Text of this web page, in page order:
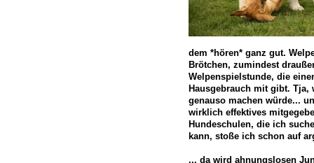
dem *hören* ganz gut.
Brötchen, zumindest
Welpenspielstunde, die
Hausgebrauch mit gibt. Tja,
genauso machen würde...
wirklich effektives
Hundeschulen, die ich
kann, stoße ich schon auf
... da wird ahnungslosen